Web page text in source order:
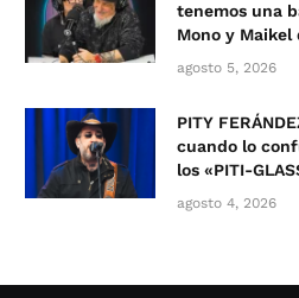
tenemos una
Mono y Maikel
agosto 5, 2026
PITY
cuando lo
los «PITI-
agosto 4, 2026